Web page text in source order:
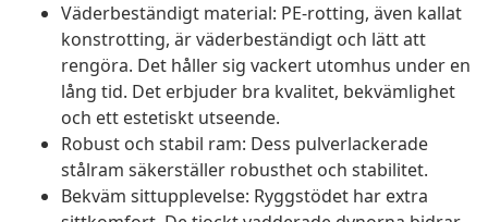
Väderbeständigt material: PE-rotting, även kallat
konstrotting, är väderbeständigt och lätt att
rengöra. Det håller sig vackert utomhus under en
lång tid. Det erbjuder bra kvalitet, bekvämlighet
och ett estetiskt utseende.
Robust och stabil ram: Dess pulverlackerade
stålram säkerställer robusthet och stabilitet.
Bekväm sittupplevelse: Ryggstödet har extra